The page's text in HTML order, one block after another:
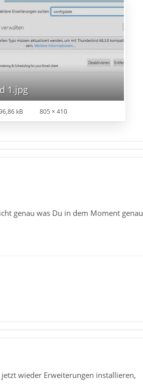
1.jpg
kB 805 × 410
genau was Du in dem Moment genau
wieder Erweiterungen installieren,